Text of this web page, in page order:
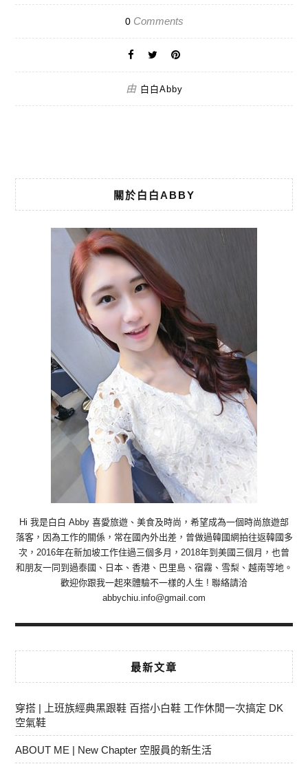
0Comments
由 白白Abby
關於白白ABBY
Hi 我是白白 Abby 喜愛旅遊、美食及時尚，希望成為一個時尚旅遊部
落客，因為工作的關係，常在國內外出差，曾做過韓國網拍往返韓國多
次，2016年在新加坡工作住過三個多月，2018年到美國三個月，也曾
和朋友一同到過泰國、日本、香港、巴里島、宿霧、雪梨、越南等地。
歡迎你跟我一起來體驗不一樣的人生 ! 聯絡請洽
abbychiu.info@gmail.com
最新文章
穿搭 | 上班族經典黑跟鞋 百搭小白鞋 工作休閒一次搞定 DK
空氣鞋
ABOUT ME | New Chapter 空服員的新生活